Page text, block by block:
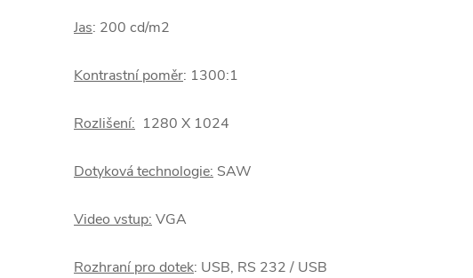
Jas: 200 cd/m2
Kontrastní poměr: 1300:1
Rozlišení: 1280 X 1024
Dotyková technologie: SAW
Video vstup: VGA
Rozhraní pro dotek: USB, RS 232 / USB